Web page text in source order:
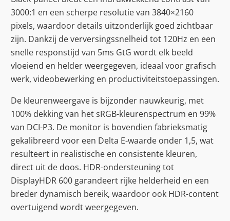
3000:1 en een scherpe resolutie van 3840×2160
pixels, waardoor details uitzonderlijk goed zichtbaar
zijn. Dankzij de verversingssnelheid tot 120Hz en een
snelle responstijd van 5ms GtG wordt elk beeld
vloeiend en helder weergegeven, ideaal voor grafisch
werk, videobewerking en productiviteitstoepassingen.
De kleurenweergave is bijzonder nauwkeurig, met
100% dekking van het sRGB-kleurenspectrum en 99%
van DCI-P3. De monitor is bovendien fabrieksmatig
gekalibreerd voor een Delta E-waarde onder 1,5, wat
resulteert in realistische en consistente kleuren,
direct uit de doos. HDR-ondersteuning tot
DisplayHDR 600 garandeert rijke helderheid en een
breder dynamisch bereik, waardoor ook HDR-content
overtuigend wordt weergegeven.